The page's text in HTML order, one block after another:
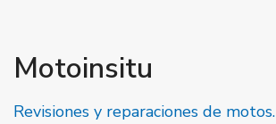
Motoinsitu
Revisiones y reparaciones de motos.